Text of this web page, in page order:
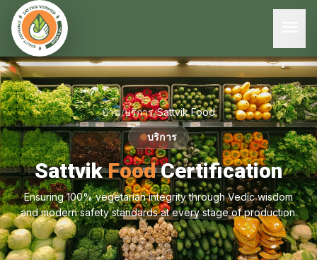
บ้าน/บริการ/Sattvik Food
บริการ
SattvikFoodCertification
Ensuring 100% vegetarian integrity through Vedic wisdom
and modern safety standards at every stage of production.